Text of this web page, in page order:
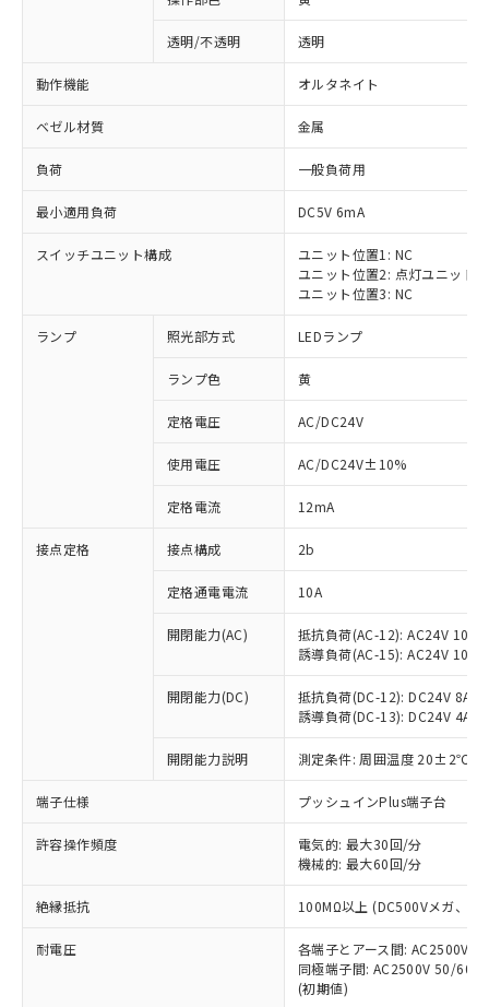
透明/不透明 透明
動作機能 オルタネイト
ベゼル材質 金属
負荷 一般負荷用
最小適用負荷 DC5V 6mA
スイッチユニット構成
ユニット位置1: NC
ユニット位置2: 点灯ユニット
ユニット位置3: NC
ランプ 照光部方式 LEDランプ
ランプ色 黄
定格電圧 AC/DC24V
使用電圧 AC/DC24V±10%
定格電流 12mA
接点定格 接点構成 2b
定格通電電流 10A
開閉能力(AC)
抵抗負荷(AC-12): AC24V 10A/
誘導負荷(AC-15): AC24V
開閉能力(DC)
抵抗負荷(DC-12): DC24V 8A/
誘導負荷(DC-13): DC24V 4A/
開閉能力説明 測定条件: 周囲温度 20±2℃、
端子仕様 プッシュインPlus端子台
許容操作頻度
電気的: 最大30回/分
機械的: 最大60回/分
絶縁抵抗 100MΩ以上 (DC500Vメガ、点
耐電圧
各端子とアース間: AC2500V
同極端子間: AC2500V 50/
(初期値)
ご利用条件
以下の条件をお読みいただき、同意のうえ
ご利用ください。
本サービスは、当社制御機器事業取扱
商品の当社在庫状況および標準価格
(税抜)を提供させていただくもので
当社制御機器事業取扱商品の中には、
本サービスの対象外となる商品もある
ことをご了承ください。
在庫状況および標準価格照会結果は、
記載している更新日時点での社内デー
タに基づき作成されるものであり、閲
覧された時点での実際の在庫および標
準価格とは異なる場合があることをご
※1 対応状況
対応済み：EU RoHS指令（10物質）の
非含有に対応した製品が提供可能な商品で
す。
対応予定：EU RoHS指令（10物質）の非含
有に対応した製品に切り替える予定のある
対応予定なし：EU RoHS指令（10物質）の
非含有に非対応の商品で、対応品を出す予
定はありません。
調査・確認中：EU RoHS指令（10物質）の
非含有の対応状況を調査中または確認中の
非該当品：ライセンス料など無形物で、有
害物質有無と関係のない商品です。
仕入先様の事情により、非含有部品として
いたものが、含有品と判明した場合などや
むを得ず変更することがあります。
六価クロム(Cr(Ⅵ)) 1000ppm以下、ポリ臭化ビフェニル
類(PBB) 1000ppm以下、ポリ臭化ジフェニルエーテル類
「○」：最大均質材料含有率が中国RoHSの
基準値以下であることを示します。
「×」：最大均質材料含有率が中国RoHSの
基準値を超えていることを示します。
「－」：未確認です。当社販売部門へお問
*中国RoHS10物質の基準値 (GB/T26572)：
Pb(鉛) :1000ppm、 Hg(水銀) : 1000ppm、 Cd(カドミウ
Cr(Ⅵ)(六価クロム) : 1000ppm、 PBBs(ポリ臭化ビフェ
当社は、これら貴社製品のうち、外国
為替および外国貿易法に定める商品
（以下｢規制貨物等」という）を輸出
または国外への提供する場合は、日本
国政府の輸出許可(または役務取引許
可)を取得するなどの必要な手続きを